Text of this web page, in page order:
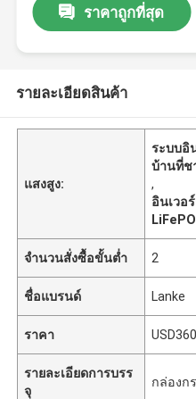
ราคาถูกที่สุด
รายละเอียดสินค้า
แสงสูง:
ระบบอิ
บ้านที่ช
,
อินเวอ
จำนวนสั่งซื้อขั้นต่ำ 2
ชื่อแบรนด์ Lanke
ราคา
รายละเอียดการบรร
จุ
กล่องก